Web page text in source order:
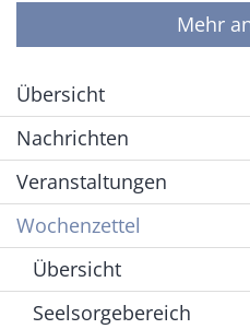
Mehr
Übersicht
Nachrichten
Veranstaltungen
Wochenzettel
Übersicht
Seelsorgebereich